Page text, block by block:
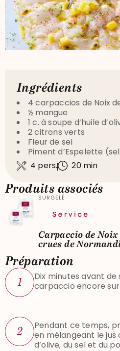
Ingrédients
4 carpaccios de Noix
½ mangue
1 c. à soupe d’huile
2 citrons verts
Fleur de sel
Piment d’Espelette
4 pers.
20 min
Produits associés
SURGELÉ
Carpaccio de
crues de
Préparation
1
Dix minutes avant de
carpaccio encore
2
Pendant ce temps,
en mélangeant le jus
d’olive, du sel et du